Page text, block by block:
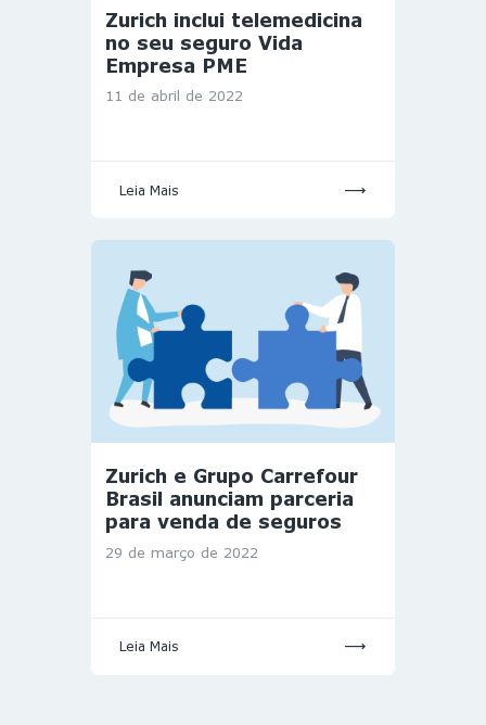
Zurich inclui telemedicina
no seu seguro Vida
Empresa PME
11 de abril de 2022
Leia Mais
Zurich e Grupo Carrefour
Brasil anunciam parceria
para venda de seguros
29 de março de 2022
Leia Mais